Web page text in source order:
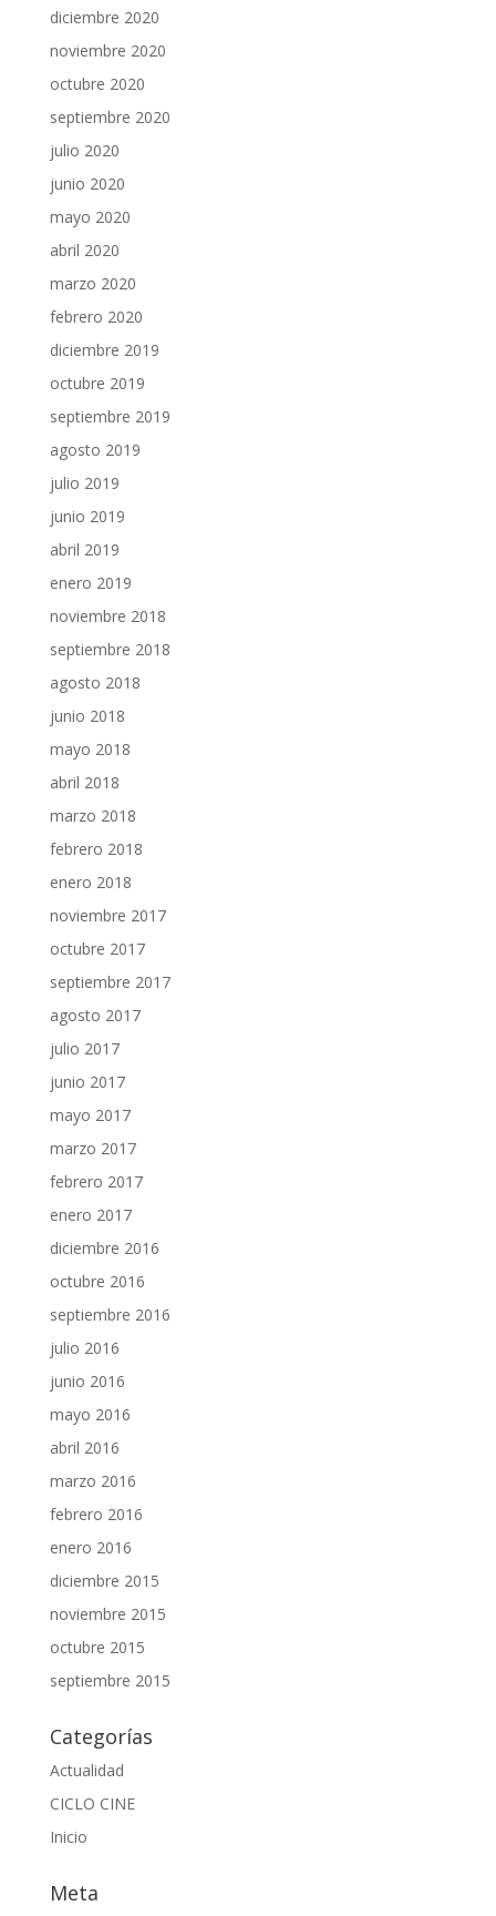
diciembre 2020
noviembre 2020
octubre 2020
septiembre 2020
julio 2020
junio 2020
mayo 2020
abril 2020
marzo 2020
febrero 2020
diciembre 2019
octubre 2019
septiembre 2019
agosto 2019
julio 2019
junio 2019
abril 2019
enero 2019
noviembre 2018
septiembre 2018
agosto 2018
junio 2018
mayo 2018
abril 2018
marzo 2018
febrero 2018
enero 2018
noviembre 2017
octubre 2017
septiembre 2017
agosto 2017
julio 2017
junio 2017
mayo 2017
marzo 2017
febrero 2017
enero 2017
diciembre 2016
octubre 2016
septiembre 2016
julio 2016
junio 2016
mayo 2016
abril 2016
marzo 2016
febrero 2016
enero 2016
diciembre 2015
noviembre 2015
octubre 2015
septiembre 2015
Categorías
Actualidad
CICLO CINE
Inicio
Meta